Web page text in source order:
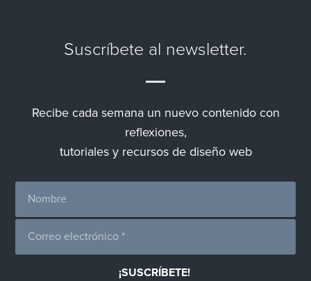
Suscríbete al newsletter.
Recibe cada semana un nuevo contenido con
reflexiones,
tutoriales y recursos de diseño web